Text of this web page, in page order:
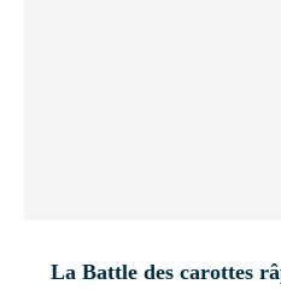
La Battle des carottes